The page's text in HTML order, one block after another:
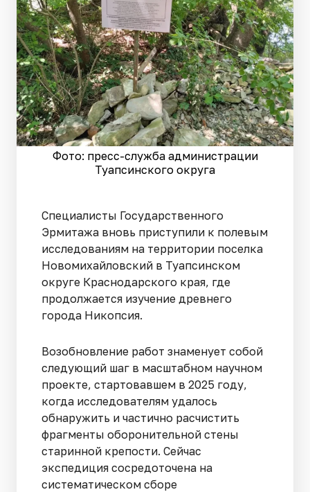
Фото: пресс-служба администрации
Туапсинского округа
Специалисты Государственного
Эрмитажа вновь приступили к полевым
исследованиям на территории поселка
Новомихайловский в Туапсинском
округе Краснодарского края, где
продолжается изучение древнего
города Никопсия.
Возобновление работ знаменует собой
следующий шаг в масштабном научном
проекте, стартовавшем в 2025 году,
когда исследователям удалось
обнаружить и частично расчистить
фрагменты оборонительной стены
старинной крепости. Сейчас
экспедиция сосредоточена на
систематическом сборе